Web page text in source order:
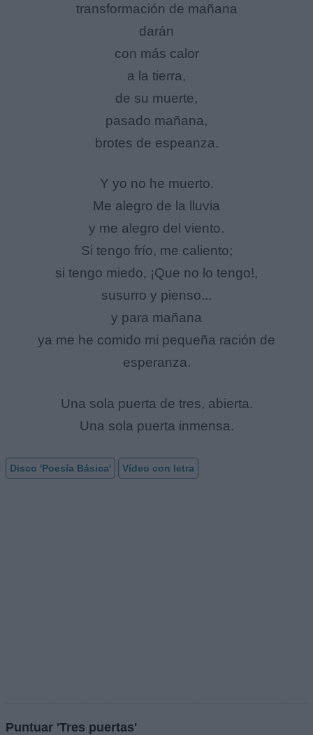
transformación de mañana
darán
con más calor
a la tierra,
de su muerte,
pasado mañana,
brotes de espeanza.
Y yo no he muerto.
Me alegro de la lluvia
y me alegro del viento.
Si tengo frío, me caliento;
si tengo miedo, ¡Que no lo tengo!,
susurro y pienso...
y para mañana
ya me he comido mi pequeña ración de
esperanza.
Una sola puerta de tres, abierta.
Una sola puerta inmensa.
Disco 'Poesía Básica' Vídeo con letra
Puntuar 'Tres puertas'